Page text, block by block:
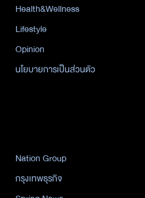
Health&Wellness
Lifestyle
Opinion
นโยบายการเป็นส่วนตัว
Nation Group
กรุงเทพธุรกิจ